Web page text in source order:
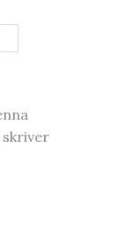
skriver